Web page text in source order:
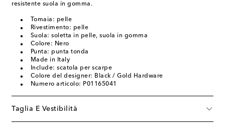
resistente suola in gomma.
Tomaia: pelle
Rivestimento: pelle
Suola: soletta in pelle, suola in gomma
Colore: Nero
Punta: punta tonda
Made in Italy
Include: scatola per scarpe
Colore del designer: Black / Gold Hardware
Numero articolo: P01165041
Taglia E Vestibilità